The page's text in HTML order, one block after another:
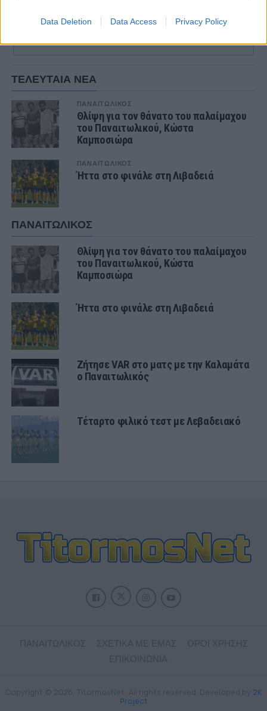
Data Deletion Data Access Privacy Policy
ΣΧΟΛΙΑΣΤΕ
ΤΕΛΕΥΤΑΙΑ ΝΕΑ
ΠΑΝΑΙΤΩΛΙΚΟΣ
Θλίψη για τον θάνατο του παλαίμαχου
του Παναιτωλικού, Κώστα
Καμποσιώρα
ΠΑΝΑΙΤΩΛΙΚΟΣ
Ήττα στο φινάλε στη Λιβαδειά
ΠΑΝΑΙΤΩΛΙΚΟΣ
Θλίψη για τον θάνατο του παλαίμαχου
του Παναιτωλικού, Κώστα
Καμποσιώρα
Ήττα στο φινάλε στη Λιβαδειά
Ζήτησε VAR στο ματς με την Καλαμάτα
ο Παναιτωλικός
Τέταρτο φιλικό τεστ με Λεβαδειακό
2K
Project